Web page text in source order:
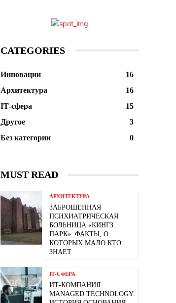
CATEGORIES
Инновации
16
Архитектура
16
ІТ-сфера
15
Другое
3
Без категории
0
MUST READ
АРХИТЕКТУРА
ЗАБРОШЕННАЯ
ПСИХИАТРИЧЕСКАЯ
БОЛЬНИЦА «КИНГЗ
ПАРК»: ФАКТЫ, О
КОТОРЫХ МАЛО КТО
ЗНАЕТ
ІТ-СФЕРА
ИТ-КОМПАНИЯ
MANAGED TECHNOLOGY: